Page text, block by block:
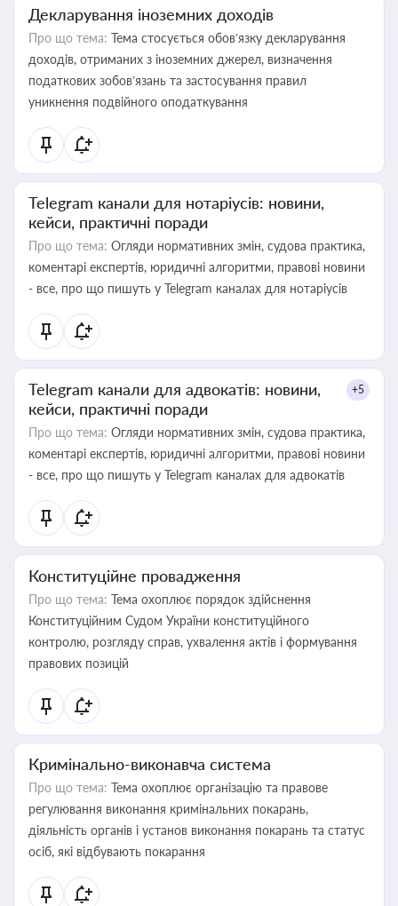
Декларування іноземних доходів
Про що тема: Тема стосується обов’язку декларування
доходів, отриманих з іноземних джерел, визначення
податкових зобов’язань та застосування правил
уникнення подвійного оподаткування
Telegram канали для нотаріусів: новини,
кейси, практичні поради
Про що тема: Огляди нормативних змін, судова практика,
коментарі експертів, юридичні алгоритми, правові новини
- все, про що пишуть у Telegram каналах для нотаріусів
Telegram канали для адвокатів: новини,
кейси, практичні поради
+5
Про що тема: Огляди нормативних змін, судова практика,
коментарі експертів, юридичні алгоритми, правові новини
- все, про що пишуть у Telegram каналах для адвокатів
Конституційне провадження
Про що тема: Тема охоплює порядок здійснення
Конституційним Судом України конституційного
контролю, розгляду справ, ухвалення актів і формування
правових позицій
Кримінально-виконавча система
Про що тема: Тема охоплює організацію та правове
регулювання виконання кримінальних покарань,
діяльність органів і установ виконання покарань та статус
осіб, які відбувають покарання